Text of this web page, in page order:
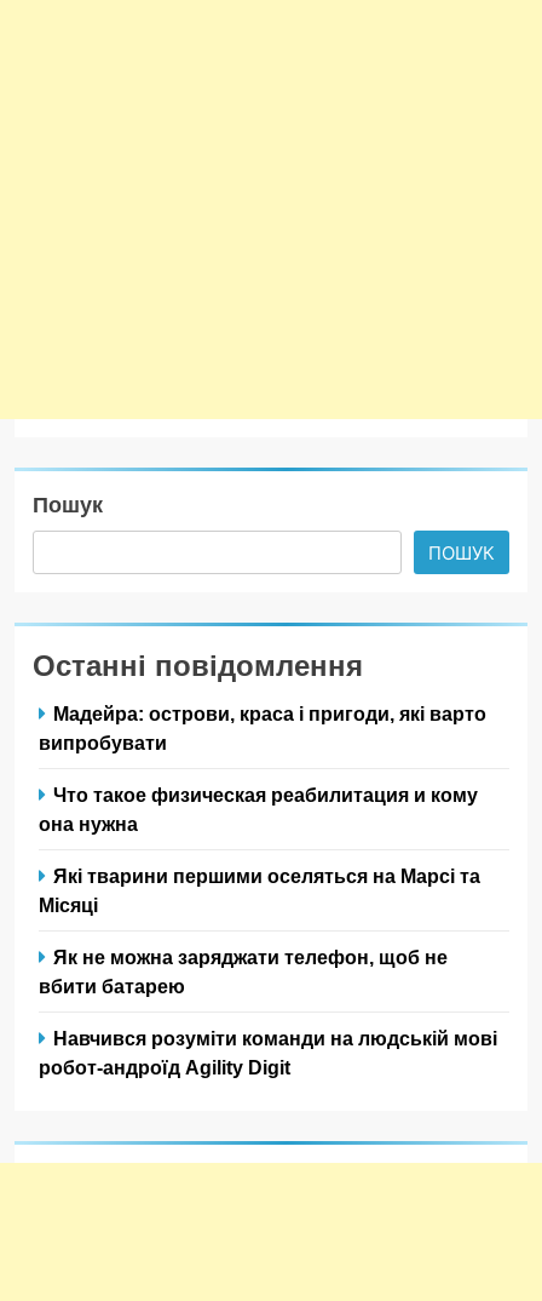
Пошук
ПОШУК
Останні повідомлення
Мадейра: острови, краса і пригоди, які варто
випробувати
Что такое физическая реабилитация и кому
она нужна
Які тварини першими оселяться на Марсі та
Місяці
Як не можна заряджати телефон, щоб не
вбити батарею
Навчився розуміти команди на людській мові
робот-андроїд Agility Digit